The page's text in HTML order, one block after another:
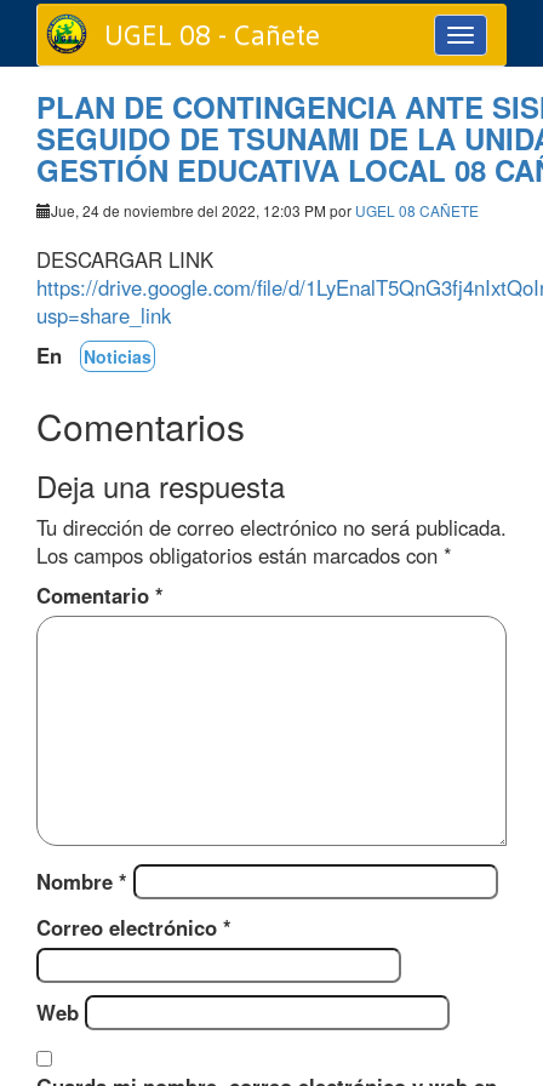
Toggle
navigation
UGEL 08 - Cañete
PLAN DE CONTINGENCIA ANTE
SEGUIDO DE TSUNAMI DE LA
GESTIÓN EDUCATIVA LOCAL 08
Jue, 24 de noviembre del 2022, 12:03 PM por UGEL 08 CAÑETE
DESCARGAR LINK
https://drive.google.com/file/d/
usp=share_link
En
Noticias
Comentarios
Deja una respuesta
Tu dirección de correo electrónico no será publicada.
Los campos obligatorios están marcados con *
Comentario *
Nombre *
Correo electrónico *
Web